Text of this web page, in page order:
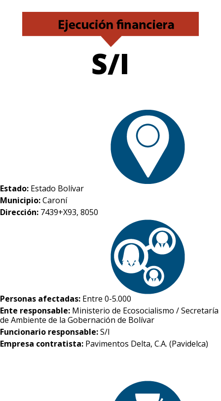
S/I
Estado: Estado Bolívar
Municipio:Caroní
Dirección: 7439+X93, 8050
Personas afectadas: Entre 0-5.000
Ente responsable: Ministerio de Ecosocialismo / Secretaría
de Ambiente de la Gobernación de Bolívar
Funcionario responsable:S/I
Empresa contratista: Pavimentos Delta, C.A. (Pavidelca)